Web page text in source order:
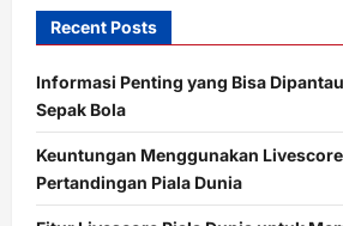
Recent Posts
Informasi Penting yang Bisa
Sepak Bola
Keuntungan Menggunakan
Pertandingan Piala Dunia